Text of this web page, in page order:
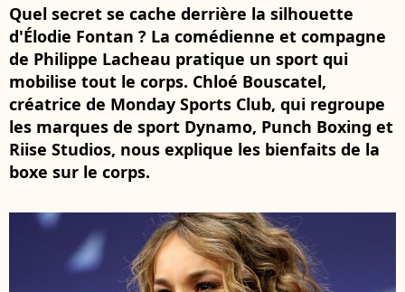
Quel secret se cache derrière la silhouette
d'Élodie Fontan ? La comédienne et compagne
de Philippe Lacheau pratique un sport qui
mobilise tout le corps. Chloé Bouscatel,
créatrice de Monday Sports Club, qui regroupe
les marques de sport Dynamo, Punch Boxing et
Riise Studios, nous explique les bienfaits de la
boxe sur le corps.